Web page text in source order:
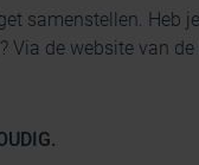
samenstellen. Heb
de website van